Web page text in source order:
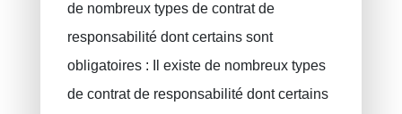
de nombreux types de contrat de
responsabilité dont certains sont
obligatoires : Il existe de nombreux types
de contrat de responsabilité dont certains